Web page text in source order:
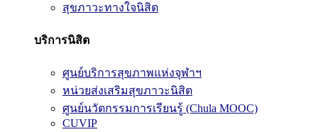
สุขภาวะทางใจนิสิต
บริการนิสิต
ศูนย์บริการสุขภาพแห่งจุฬาฯ
หน่วยส่งเสริมสุขภาวะนิสิต
ศูนย์นวัตกรรมการเรียนรู้ (Chula MOOC)
CUVIP